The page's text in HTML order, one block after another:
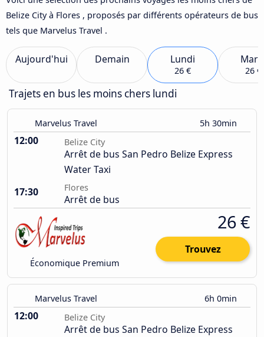
Belize City à Flores , proposés par différents opérateurs de bus
tels que Marvelus Travel .
Aujourd'hui Demain Lundi
26 € 26 €
Trajets en bus les moins chers lundi
Marvelus Travel 5h 30min
12:00 Belize City
Arrêt de bus San Pedro Belize Express
Water Taxi
17:30
Flores
Arrêt de bus
Économique Premium
26 €
Trouvez
Marvelus Travel 6h 0min
12:00 Belize City
Arrêt de bus San Pedro Belize Express